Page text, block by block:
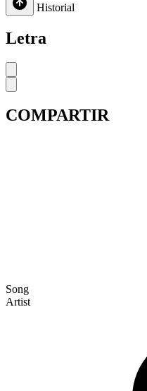
Historial
Letra
COMPARTIR
Song
Artist